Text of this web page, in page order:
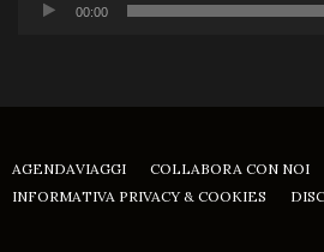
00:00
AGENDAVIAGGI
COLLABORA CON NOI
INFORMATIVA PRIVACY & COOKIES